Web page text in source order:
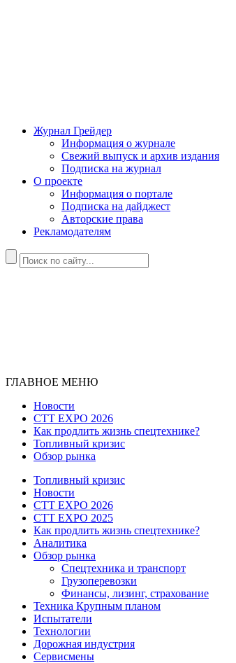
Журнал Грейдер
Информация о журнале
Свежий выпуск и архив издания
Подписка на журнал
О проекте
Информация о портале
Подписка на дайджест
Авторские права
Рекламодателям
ГЛАВНОЕ МЕНЮ
Новости
CTT EXPO 2026
Как продлить жизнь спецтехнике?
Топливный кризис
Обзор рынка
Топливный кризис
Новости
CTT EXPO 2026
CTT EXPO 2025
Как продлить жизнь спецтехнике?
Аналитика
Обзор рынка
Спецтехника и транспорт
Грузоперевозки
Финансы, лизинг, страхование
Техника Крупным планом
Испытатели
Технологии
Дорожная индустрия
Сервисмены